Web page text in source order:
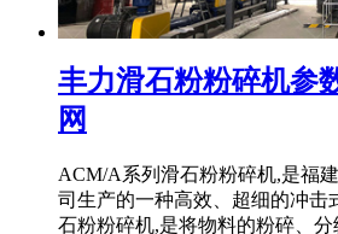
丰力滑石粉粉碎机参
网
ACM/A系列滑石粉粉碎机,是福
司生产的一种高效、超细的冲击
石粉粉碎机,是将物料的粉碎、